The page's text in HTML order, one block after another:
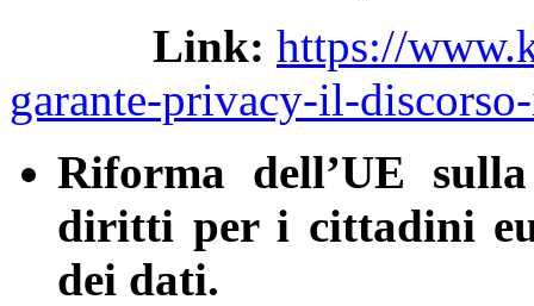
Link: https://
garante-privacy-il-
Riforma dell’UE
diritti per i cittadini
dei dati.